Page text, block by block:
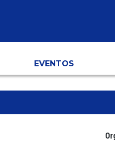
EVENTOS